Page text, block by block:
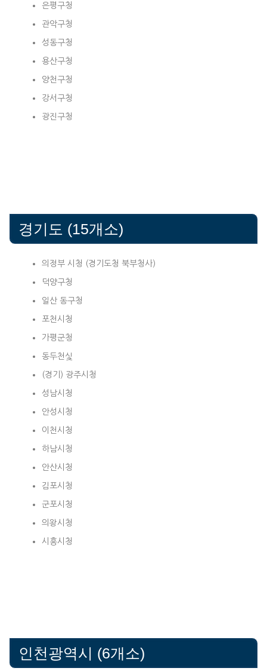
은평구청
관악구청
성동구청
용산구청
양천구청
강서구청
광진구청
경기도 (15개소)
의정부 시청 (경기도청 북부청사)
덕양구청
일산 동구청
포천시청
가평군청
동두천싳
(경기) 광주시청
성남시청
안성시청
이천시청
하남시청
안산시청
김포시청
군포시청
의왕시청
시흥시청
인천광역시 (6개소)